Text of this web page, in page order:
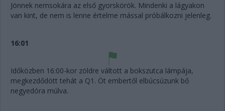
Jönnek nemsokára az első gyorskörök. Mindenki a lágyakon
van kint, de nem is lenne értelme mással próbálkozni jelenleg.
16:01
Időközben 16:00-kor zöldre váltott a bokszutca lámpája,
megkezdődött tehát a Q1. Öt embertől elbúcsúzunk bő
negyedóra múlva.